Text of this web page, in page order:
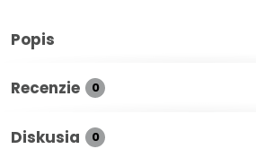
Popis
Recenzie 0
Diskusia 0